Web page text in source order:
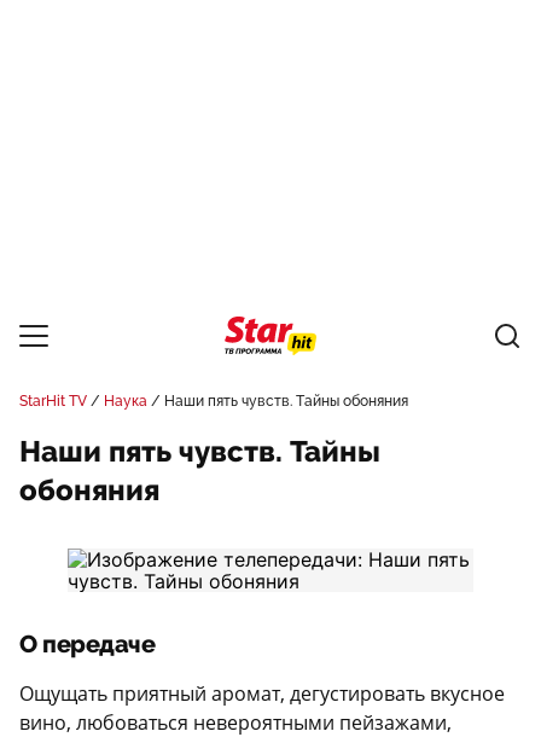
StarHit TV Наука Наши пять чувств. Тайны обоняния
Наши пять чувств. Тайны
обоняния
О передаче
Ощущать приятный аромат, дегустировать вкусное
вино, любоваться невероятными пейзажами,